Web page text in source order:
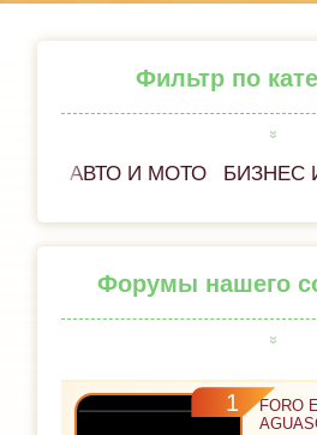
Фильтр по
АВТО И МОТО БИЗНЕС
Форумы нашего
1
FORO